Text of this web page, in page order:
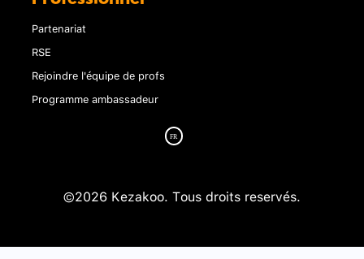
Partenariat
RSE
Rejoindre l'équipe de profs
Programme ambassadeur
©2026 Kezakoo. Tous droits reservés.